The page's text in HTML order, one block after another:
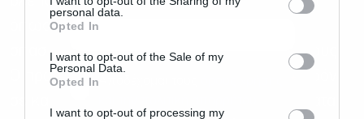
personal data.
Opted In
I want to opt-out of the Sale of my
Personal Data.
Opted In
I want to opt-out of processing my
όπως τα είχε ονειρευτεί, άρχισε να δρα
σπασμωδικά, εκθέτοντας εαυτόν και αλλήλους.
Ο πρώην κυβερνητικός αξιωματούχος, σχεδόν
Αποδέχομαι τους